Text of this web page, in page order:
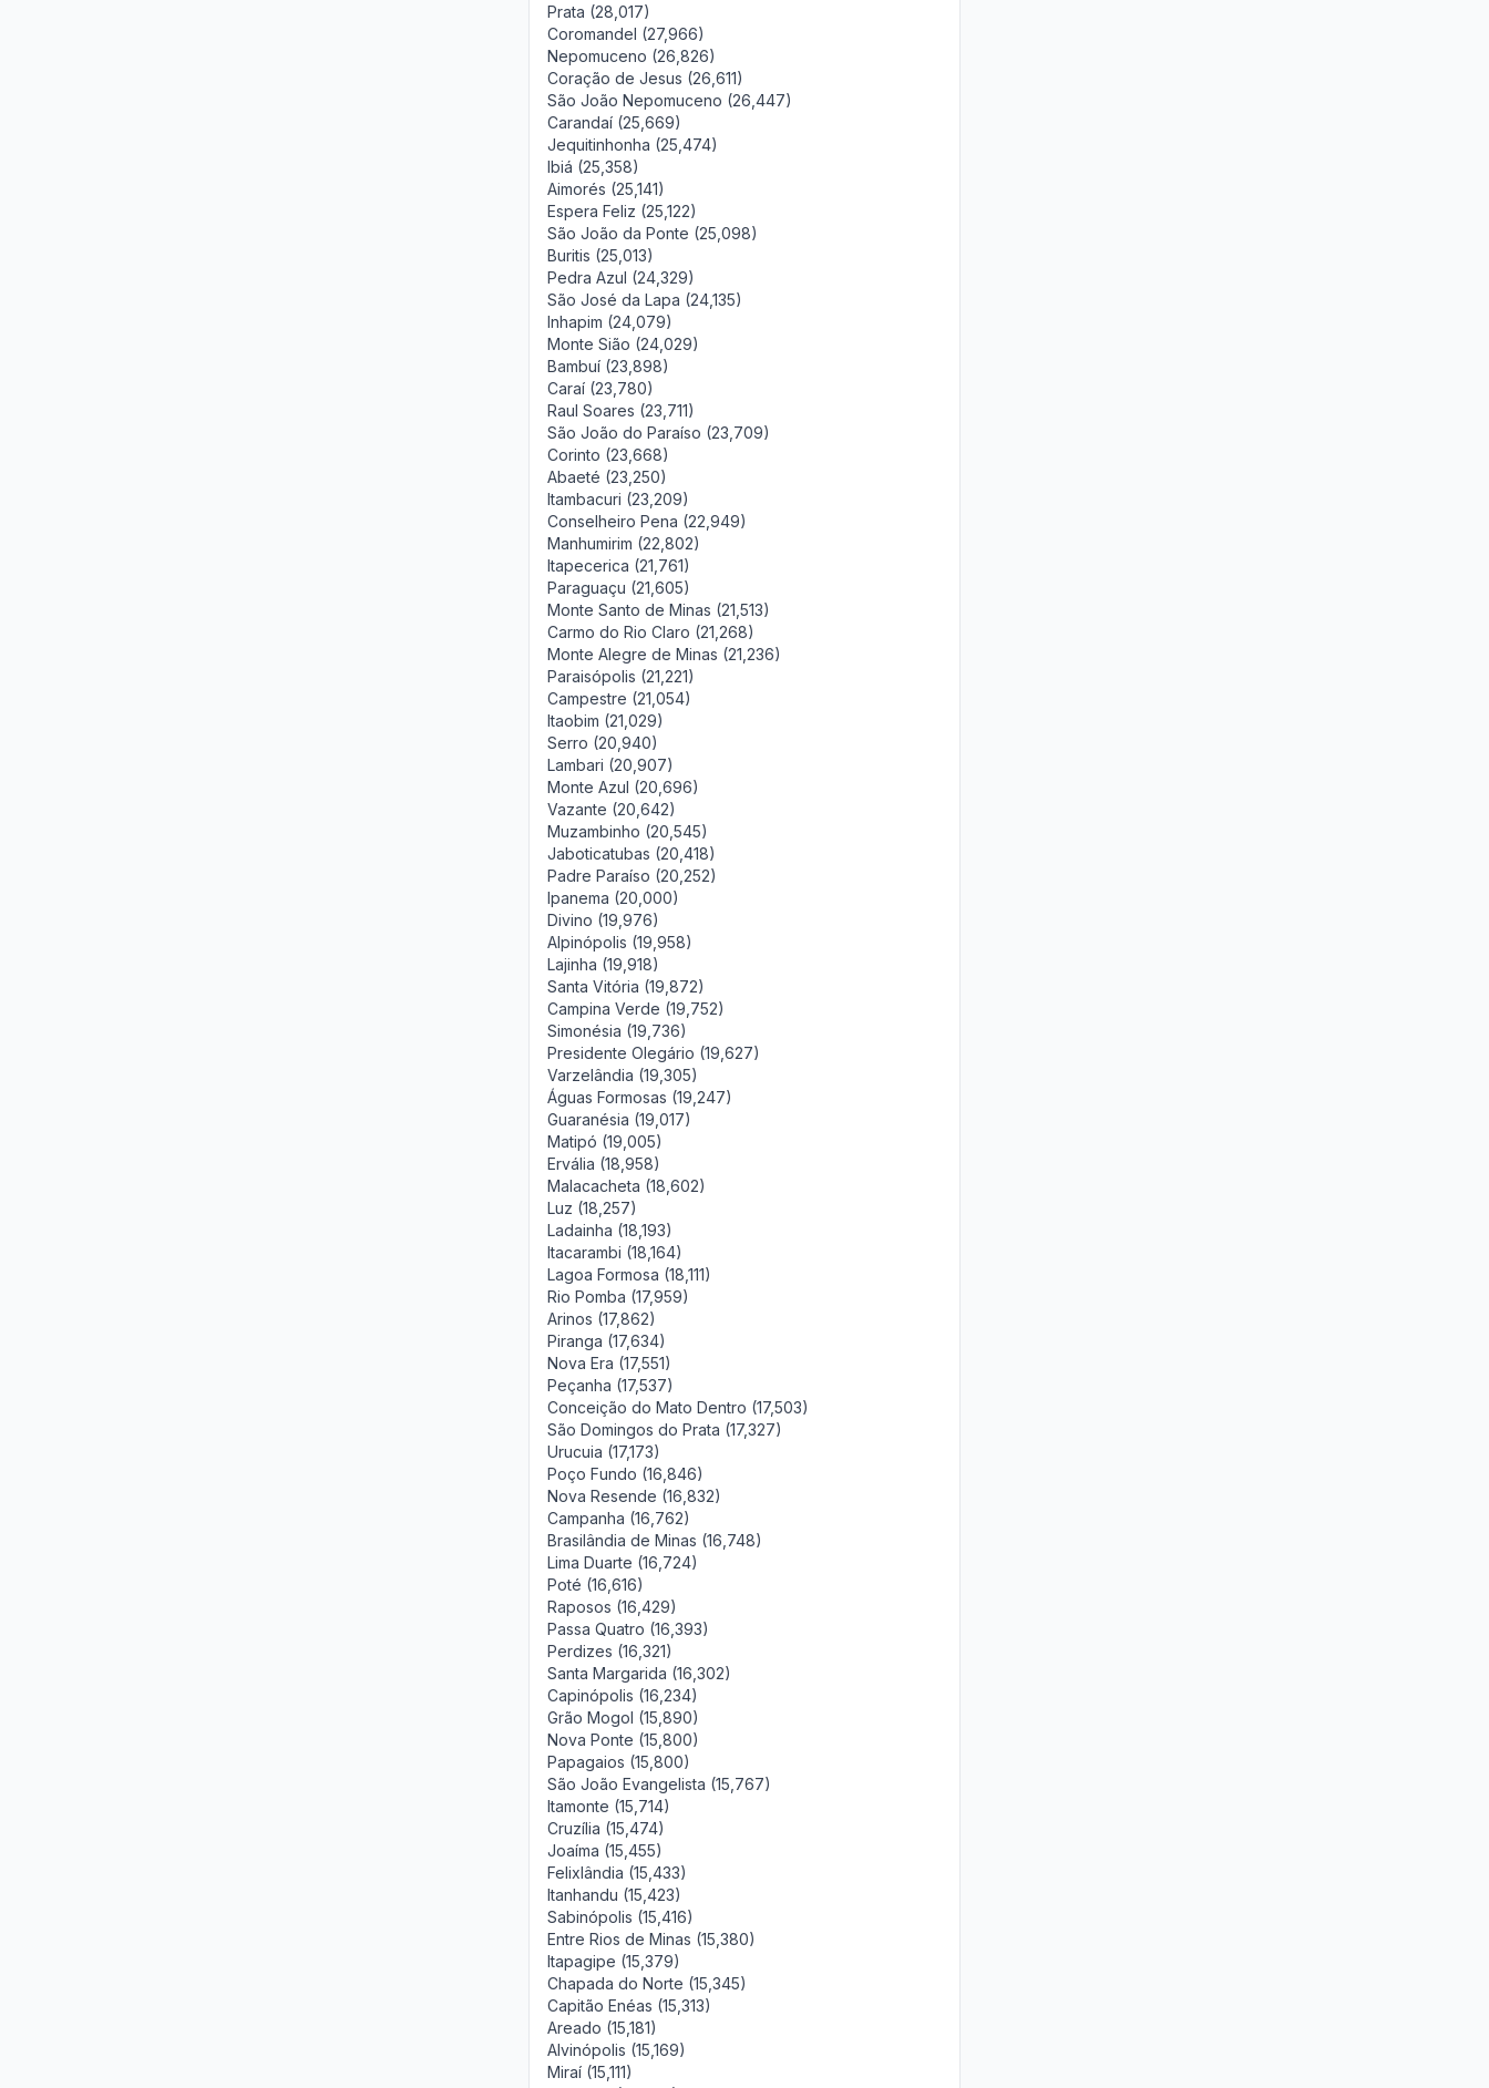
Prata (28,017)
Coromandel (27,966)
Nepomuceno (26,826)
Coração de Jesus (26,611)
São João Nepomuceno (26,447)
Carandaí (25,669)
Jequitinhonha (25,474)
Ibiá (25,358)
Aimorés (25,141)
Espera Feliz (25,122)
São João da Ponte (25,098)
Buritis (25,013)
Pedra Azul (24,329)
São José da Lapa (24,135)
Inhapim (24,079)
Monte Sião (24,029)
Bambuí (23,898)
Caraí (23,780)
Raul Soares (23,711)
São João do Paraíso (23,709)
Corinto (23,668)
Abaeté (23,250)
Itambacuri (23,209)
Conselheiro Pena (22,949)
Manhumirim (22,802)
Itapecerica (21,761)
Paraguaçu (21,605)
Monte Santo de Minas (21,513)
Carmo do Rio Claro (21,268)
Monte Alegre de Minas (21,236)
Paraisópolis (21,221)
Campestre (21,054)
Itaobim (21,029)
Serro (20,940)
Lambari (20,907)
Monte Azul (20,696)
Vazante (20,642)
Muzambinho (20,545)
Jaboticatubas (20,418)
Padre Paraíso (20,252)
Ipanema (20,000)
Divino (19,976)
Alpinópolis (19,958)
Lajinha (19,918)
Santa Vitória (19,872)
Campina Verde (19,752)
Simonésia (19,736)
Presidente Olegário (19,627)
Varzelândia (19,305)
Águas Formosas (19,247)
Guaranésia (19,017)
Matipó (19,005)
Ervália (18,958)
Malacacheta (18,602)
Luz (18,257)
Ladainha (18,193)
Itacarambi (18,164)
Lagoa Formosa (18,111)
Rio Pomba (17,959)
Arinos (17,862)
Piranga (17,634)
Nova Era (17,551)
Peçanha (17,537)
Conceição do Mato Dentro (17,503)
São Domingos do Prata (17,327)
Urucuia (17,173)
Poço Fundo (16,846)
Nova Resende (16,832)
Campanha (16,762)
Brasilândia de Minas (16,748)
Lima Duarte (16,724)
Poté (16,616)
Raposos (16,429)
Passa Quatro (16,393)
Perdizes (16,321)
Santa Margarida (16,302)
Capinópolis (16,234)
Grão Mogol (15,890)
Nova Ponte (15,800)
Papagaios (15,800)
São João Evangelista (15,767)
Itamonte (15,714)
Cruzília (15,474)
Joaíma (15,455)
Felixlândia (15,433)
Itanhandu (15,423)
Sabinópolis (15,416)
Entre Rios de Minas (15,380)
Itapagipe (15,379)
Chapada do Norte (15,345)
Capitão Enéas (15,313)
Areado (15,181)
Alvinópolis (15,169)
Miraí (15,111)